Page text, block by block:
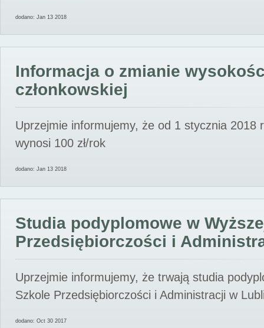
dodano: Jan 13 2018
Informacja o zmianie
członkowskiej
Uprzejmie informujemy, że od 1 stycznia 2018
wynosi 100 zł/rok
dodano: Jan 13 2018
Studia podyplomowe w
Przedsiębiorczości i
Uprzejmie informujemy, że trwają studia
Szkole Przedsiębiorczości i Administracji w
dodano: Oct 30 2017